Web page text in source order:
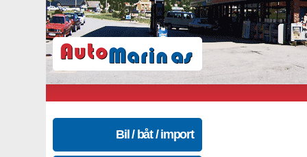
Bil / båt / import